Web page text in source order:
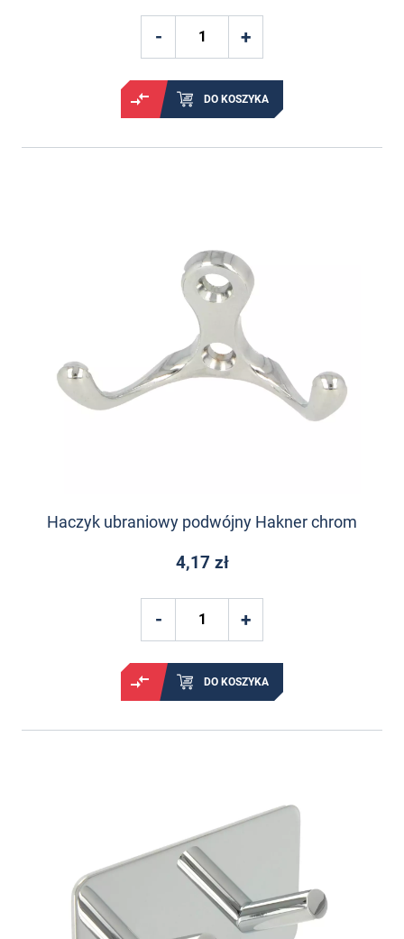
DO KOSZYKA
Haczyk ubraniowy podwójny Hakner chrom
4,17 zł
DO KOSZYKA